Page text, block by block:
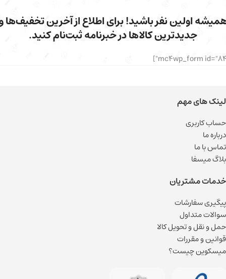
اولین نفر باشید! برای اطلاع از آخرین تخفیف‌ها
جدیدترین کالاها در خبرنامه ثبت‌نام کنید.
لینک های مهم
حساب کاربری
درباره ما
تماس با ما
بلاگ میسفا
خدمات مشتریان
پیگیری سفارشات
سوالات متداول
حمل و نقل و تحویل کالا
قوانین و مقررات
میسکوین چیست؟